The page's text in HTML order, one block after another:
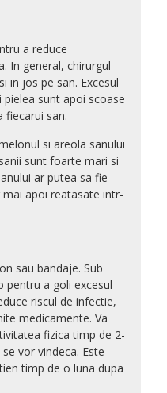
a reduce
In general, chirurgul
in jos pe san. Excesul
sunt apoi scoase
fiecarui san.
si areola sanului
sunt foarte mari si
ar putea sa fie
apoi reatasate intr-
sau bandaje. Sub
pentru a goli excesul
riscul de infectie,
medicamente. Va
fizica timp de 2-
vor vindeca. Este
timp de o luna dupa